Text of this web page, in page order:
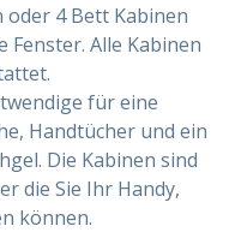
4 Bett Kabinen
Fenster. Alle Kabinen
für eine
Handtücher und ein
Die Kabinen sind
die Sie Ihr Handy,
können.